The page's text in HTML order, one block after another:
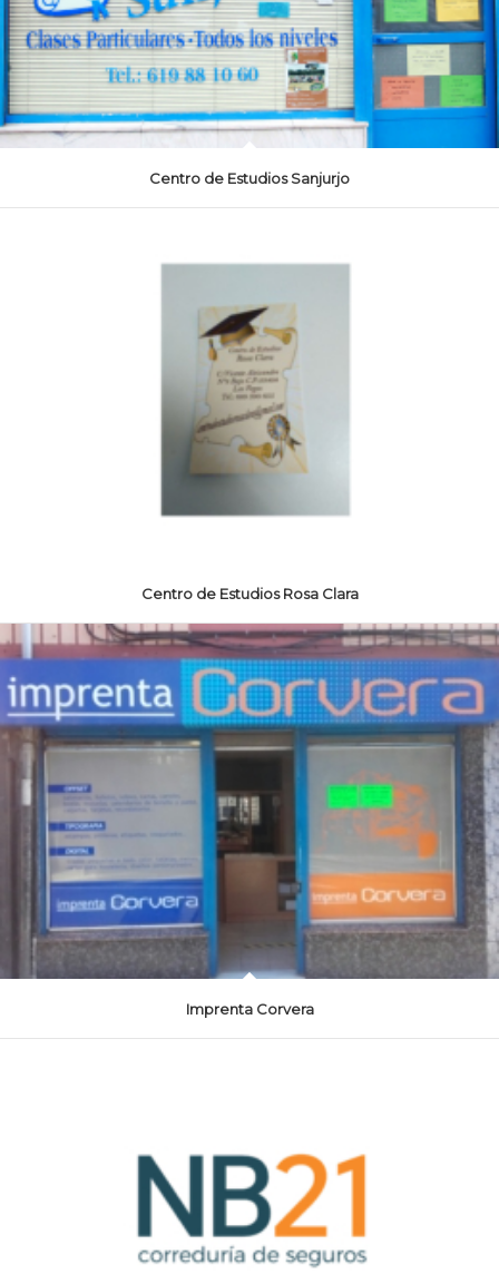
Centro de Estudios Sanjurjo
Centro de Estudios Rosa Clara
Imprenta Corvera